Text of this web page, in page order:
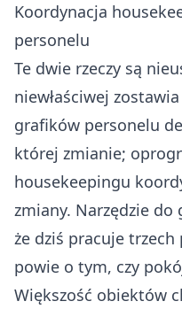
Koordynacja
personelu
Te dwie rzeczy są
niewłaściwej
grafików personelu
której zmianie;
housekeepingu
zmiany. Narzędzie
że dziś pracuje
powie o tym, czy
Większość obiektów